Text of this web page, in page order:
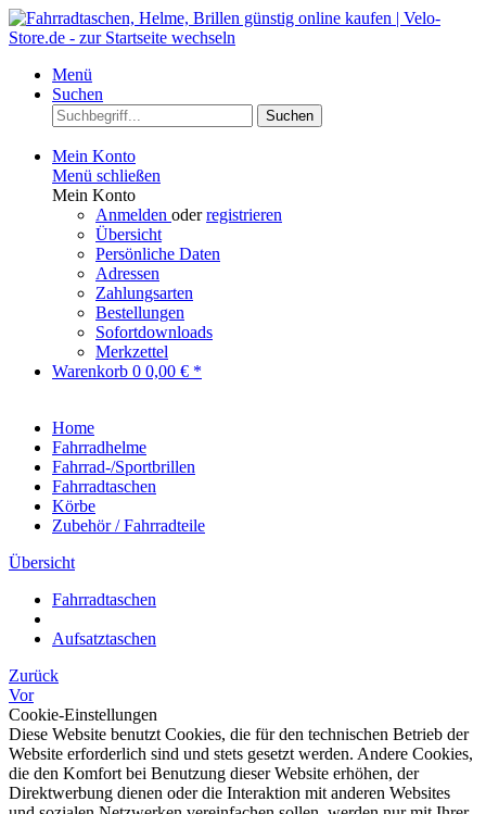
Menü
Suchen
Suchen
Mein Konto
Menü schließen
Mein Konto
Anmelden oderregistrieren
Übersicht
Persönliche Daten
Adressen
Zahlungsarten
Bestellungen
Sofortdownloads
Merkzettel
Warenkorb 0 0,00 € *
Home
Fahrradhelme
Fahrrad-/Sportbrillen
Fahrradtaschen
Körbe
Zubehör / Fahrradteile
Übersicht
Fahrradtaschen
Aufsatztaschen
Zurück
Vor
Cookie-Einstellungen
Diese Website benutzt Cookies, die für den technischen Betrieb der
Website erforderlich sind und stets gesetzt werden. Andere Cookies,
die den Komfort bei Benutzung dieser Website erhöhen, der
Direktwerbung dienen oder die Interaktion mit anderen Websites